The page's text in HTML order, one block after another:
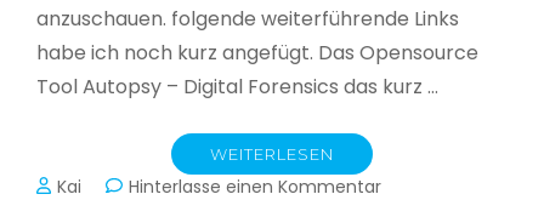
anzuschauen. folgende weiterführende Links
habe ich noch kurz angefügt. Das Opensource
Tool Autopsy – Digital Forensics das kurz …
WEITERLESEN
Kai Hinterlasse einen Kommentarzu